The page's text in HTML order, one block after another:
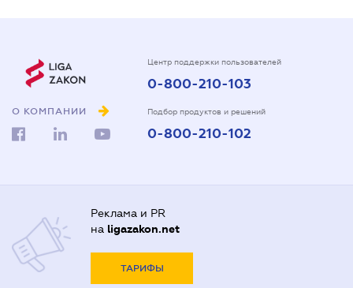
О КОМПАНИИ
Центр поддержки пользователей
0-800-210-103
Подбор продуктов и решений
0-800-210-102
Реклама и PR
на ligazakon.net
ТАРИФЫ